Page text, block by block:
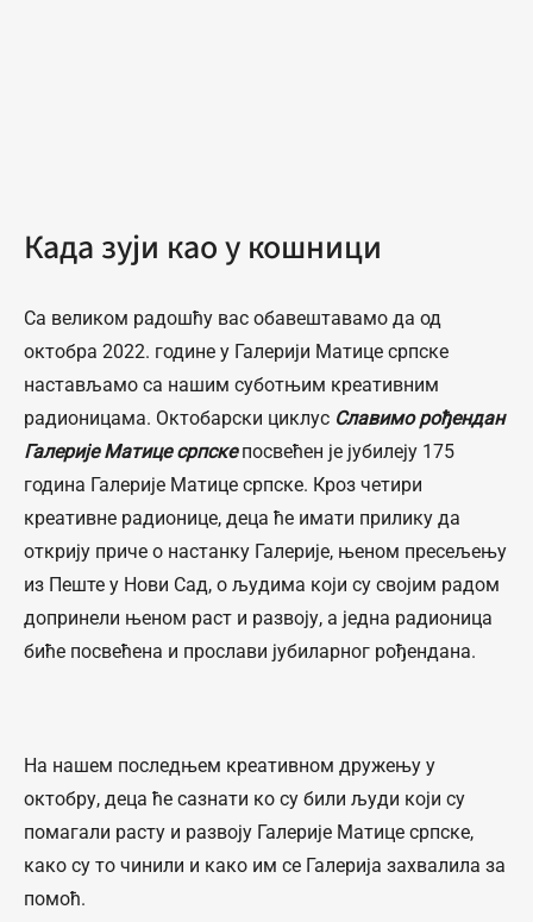
Када зуји као у кошници
Са великом радошћу вас обавештавамо да од
октобра 2022. године у Галерији Матице српске
настављамо са нашим суботњим креативним
радионицама. Октобарски циклус Славимо рођендан
Галерије Матице српскепосвећен је јубилеју 175
година Галерије Матице српске. Кроз четири
креативне радионице, деца ће имати прилику да
открију приче о настанку Галерије, њеном пресељењу
из Пеште у Нови Сад, о људима који су својим радом
допринели њеном раст и развоју, а једна радионица
биће посвећена и прослави јубиларног рођендана.
На нашем последњем креативном дружењу у
октобру, деца ће сазнати ко су били људи који су
помагали расту и развоју Галерије Матице српске,
како су то чинили и како им се Галерија захвалила за
помоћ.